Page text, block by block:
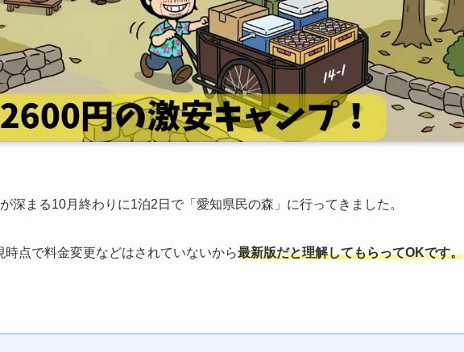
深まる10月終わりに1泊2日で「愛知県民の森」に行ってきました。
時点で料金変更などはされていないから最新版だと理解してもらってOKです。